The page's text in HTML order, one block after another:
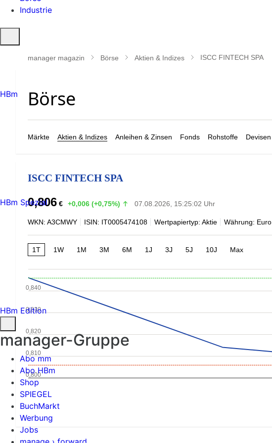
Industrie
öffnen
manager magazin Börse Aktien & Indizes ISCC FINTECH SPA
Märkte Aktien & Indizes Anleihen & Zinsen Fonds Rohstoffe Devisen
ISCC FINTECH SPA
0,806 € +0,006 (+0,75%) 07.08.2026, 15:25:02 Uhr
WKN: A3CMWY ISIN: IT0005474108 Wertpapiertyp: Aktie Währung: Euro
1T 1W 1M 3M 6M 1J 3J 5J 10J Max
0,800
0,820
0,840
0,810
0,830
HBm
HBm Spezial
HBm Edition
manager-Gruppe
Abo mm
Abo HBm
Shop
SPIEGEL
BuchMarkt
Werbung
Jobs